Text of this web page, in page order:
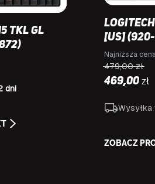
TKL GL
dni
Logitech
[US]
Najniższa
479,00zł
469,00zł
ZOBACZ